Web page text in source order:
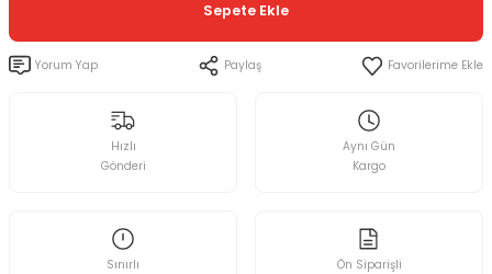
Sepete Ekle
Yorum Yap Paylaş
Hızlı
Gönderi
Aynı Gün
Kargo
Sınırlı
Ön Siparişli